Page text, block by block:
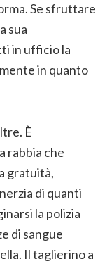
Se sfruttare
sua
in ufficio la
in quanto
È
rabbia che
gratuità,
di quanti
la polizia
di sangue
Il taglierino a